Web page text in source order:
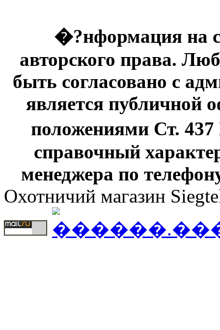
�?нформация на
авторского права.
быть согласовано с
является публичной
положениями Ст.
справочный
менеджера по
Охотничий магазин